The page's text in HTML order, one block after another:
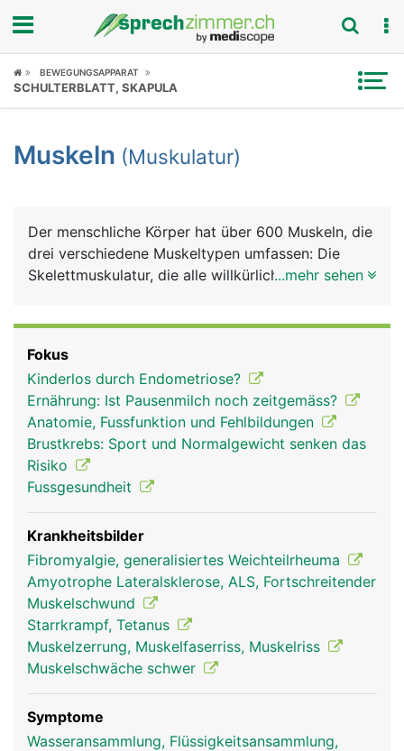
Fokus
Symptome
News
Rubriken
BEWEGUNGSAPPARAT
SCHULTERBLATT, SKAPULA
Muskeln (Muskulatur)
Der menschliche Körper hat über 600 Muskeln, die
drei verschiedene Muskeltypen umfassen: Die
Skelettmuskulatur, die alle willkürlichen
Herzmuskulatur. Die Skelettmuskeln sind über
Sehnen zur Kraftübertragung fest an Knochen
verankert, einige sind direkt an der Haut befestigt,
wie z.B. die Gesichtsmuskeln für die
Gesichtsmimik. Die Skelettmuskeln ermöglichen
Bewegungen, geben dem Körper Spannung und
Kraft und verleihen ihm ein typisches
Erscheinungsbild. Die glatte Muskulatur der
Hohlorgane ist nicht willentlich beeinflussbar, sie
wird automatisch vom autonomen Nervensystem
gesteuert. Sie sind bei den verschiedenste
Körperfunktionen beteiligt wie Verdauung,
Harnentleerung oder regulieren die Weite der
Blutgefässe. Der Herzmuskel gewährleistet die
Pumpfunktion des Herzens, er ermüdet nicht und
...mehr sehen
Fokus
Kinderlos durch Endometriose?
Ernährung: Ist Pausenmilch noch zeitgemäss?
Anatomie, Fussfunktion und Fehlbildungen
Brustkrebs: Sport und Normalgewicht senken das
Risiko
Fussgesundheit
Krankheitsbilder
Fibromyalgie, generalisiertes Weichteilrheuma
Amyotrophe Lateralsklerose, ALS, Fortschreitender
Muskelschwund
Starrkrampf, Tetanus
Muskelzerrung, Muskelfaserriss, Muskelriss
Muskelschwäche schwer
Symptome
Wasseransammlung, Flüssigkeitsansammlung,